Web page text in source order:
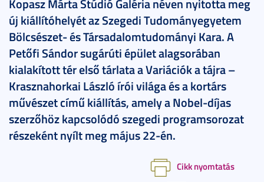
Kopasz Márta Stúdió Galéria néven nyitotta meg
új kiállítóhelyét az Szegedi Tudományegyetem
Bölcsészet- és Társadalomtudományi Kara. A
Petőfi Sándor sugárúti épület alagsorában
kialakított tér első tárlata a Variációk a tájra –
Krasznahorkai László írói világa és a kortárs
művészet című kiállítás, amely a Nobel-díjas
szerzőhöz kapcsolódó szegedi programsorozat
részeként nyílt meg május 22-én.
Cikk nyomtatás